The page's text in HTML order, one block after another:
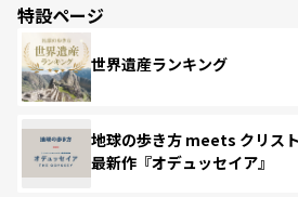
特設ページ
世界遺産ランキング
地球の歩き方 meets クリス
最新作『オデュッセイア』